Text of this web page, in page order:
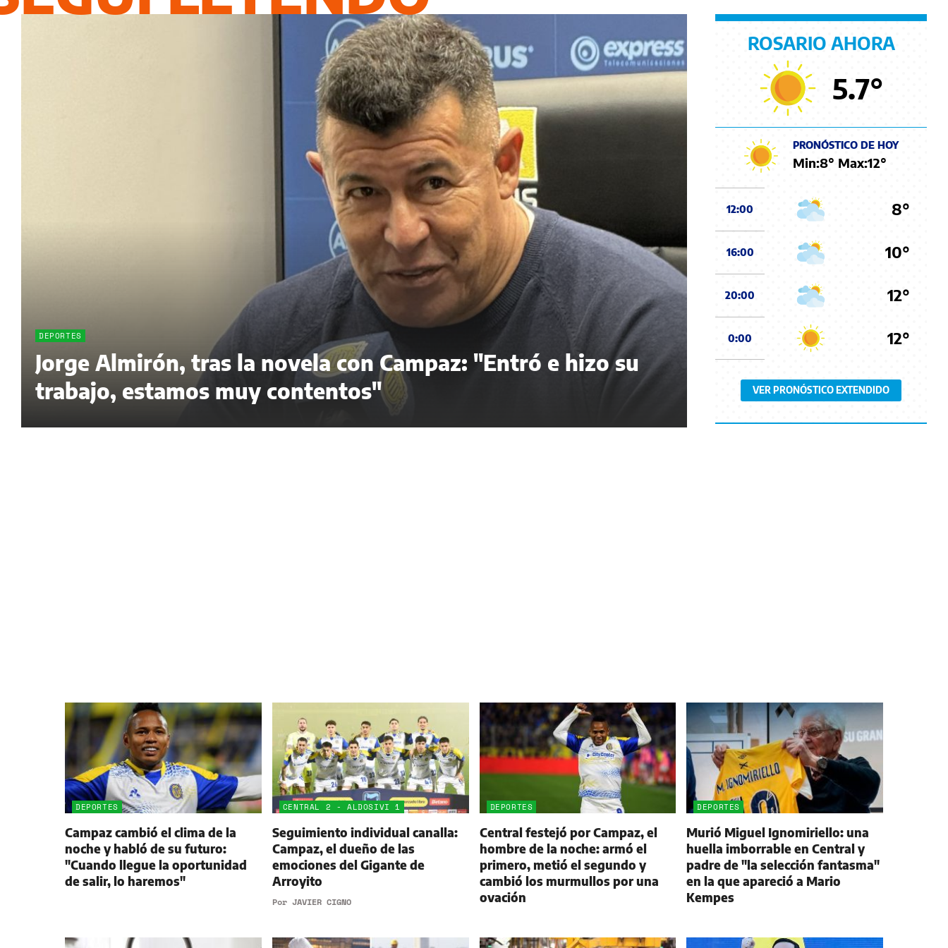
DEPORTES
Jorge Almirón, tras la novela con Campaz: "Entró e hizo su
trabajo, estamos muy contentos"
ROSARIO AHORA
5.7°
PRONÓSTICO DE HOY
Min:8° Max:12°
12:00 8°
16:00 10°
20:00 12°
0:00 12°
VER PRONÓSTICO EXTENDIDO
DEPORTES
Campaz cambió el clima de la
noche y habló de su futuro:
"Cuando llegue la oportunidad
de salir, lo haremos"
CENTRAL 2 - ALDOSIVI 1
Seguimiento individual canalla:
Campaz, el dueño de las
emociones del Gigante de
Arroyito
Por JAVIER CIGNO
DEPORTES
Central festejó por Campaz, el
hombre de la noche: armó el
primero, metió el segundo y
cambió los murmullos por una
ovación
DEPORTES
Murió Miguel Ignomiriello: una
huella imborrable en Central y
padre de "la selección fantasma"
en la que apareció a Mario
Kempes